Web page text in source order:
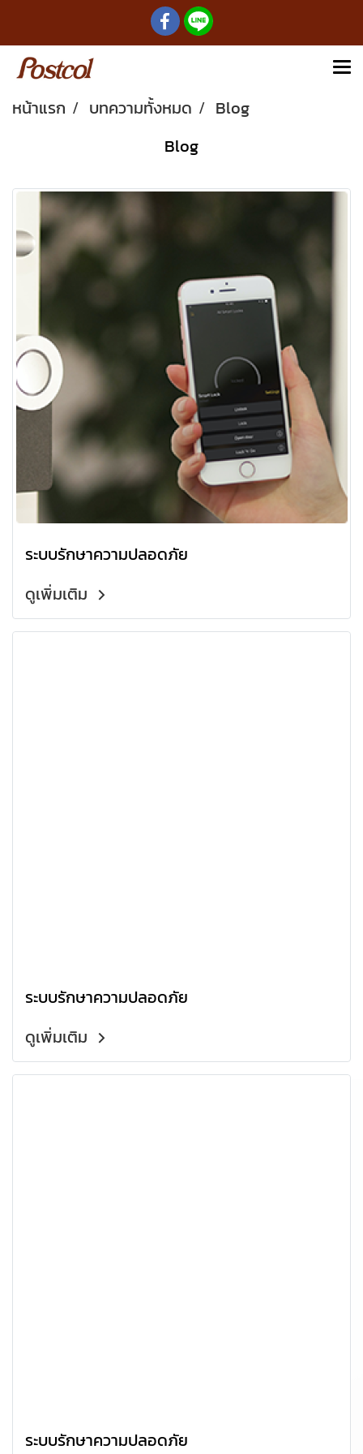
หน้าแรก บทความทั้งหมด
Blog
Blog
ระบบรักษาความปลอดภัย
ดูเพิ่มเติม
ระบบรักษาความปลอดภัย
ดูเพิ่มเติม
ระบบรักษาความปลอดภัย